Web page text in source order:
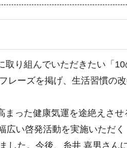
り組んでいただきたい「
レーズを掲げ、生活習慣の
った健康気運を途絶えさ
広い啓発活動を実施いただ
した。今後、糸井 嘉男さん